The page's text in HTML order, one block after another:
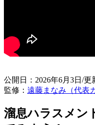
公開日：2026年6月3日/更
監修： 遠藤まなみ（代表
溜息ハラスメン